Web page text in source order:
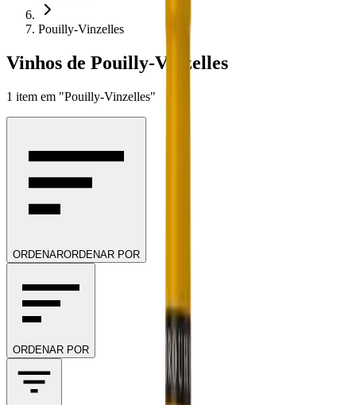
Pouilly-Vinzelles
Vinhos de Pouilly-Vinzelles
1 item em "Pouilly-Vinzelles"
ORDENARORDENAR POR
ORDENAR POR